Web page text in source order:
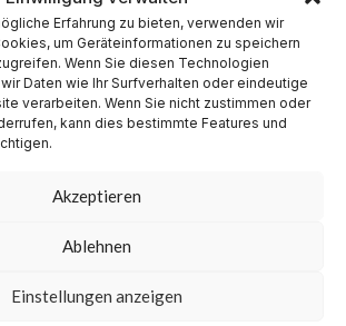
Erfahrung zu bieten, verwenden wir
um Geräteinformationen zu speichern
Wenn Sie diesen Technologien
Daten wie Ihr Surfverhalten oder eindeutige
verarbeiten. Wenn Sie nicht zustimmen oder
kann dies bestimmte Features und
Akzeptieren
Ablehnen
Einstellungen anzeigen